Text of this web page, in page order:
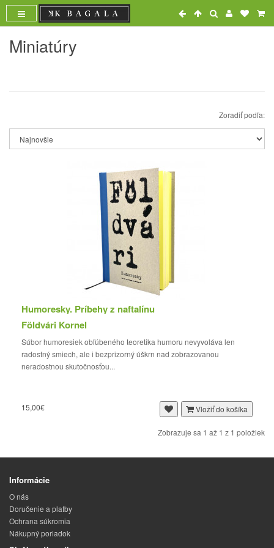
Miniatúry
Zoradiť podľa:
Humoresky. Príbehy z naftalínu
Földvári Kornel
Súbor humoresiek obľúbeného teoretika humoru nevyvoláva len
radostný smiech, ale i bezprizorný úškrn nad zobrazovanou
neradostnou skutočnosťou...
15,00€ Vložiť do košíka
Zobrazuje sa 1 až 1 z 1 položiek
Informácie
O nás
Doručenie a platby
Ochrana súkromia
Nákupný poriadok